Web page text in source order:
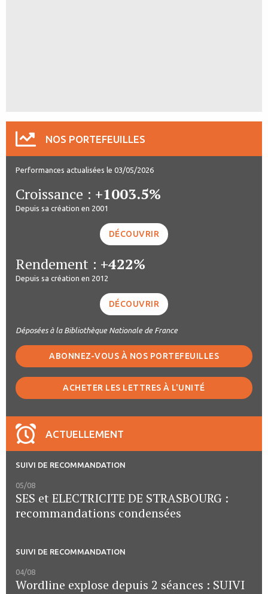
NOS PORTEFEUILLES
Performances actualisées le 03/05/2026
Croissance : +1003.5%
Depuis sa création en 2001
DÉCOUVRIR
Rendement : +422%
Depuis sa création en 2012
DÉCOUVRIR
Déposées à la Bibliothèque Nationale de France
ABONNEZ-VOUS À NOS PORTEFEUILLES
ACHETER LES LETTRES À L'UNITÉ
ACTUELLEMENT
SUIVI DE RECOMMANDATION
05/08
SES et ELECTRICITE DE STRASBOURG :
recommandations condensées
SUIVI DE RECOMMANDATION
04/08
Wordline explose depuis 2 séances : SUIVI